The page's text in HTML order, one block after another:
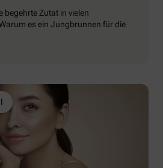
begehrte Zutat in vielen
es ein Jungbrunnen für die